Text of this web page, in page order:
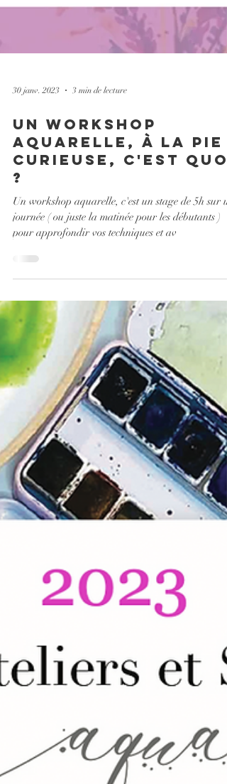
30 janv. 2023 3 min de lecture
un workshop
aquarelle, à la Pie
Curieuse, c'est quoi
?
Un workshop aquarelle, c'est un stage de 5h sur
journée ( ou juste la matinée pour les débutants )